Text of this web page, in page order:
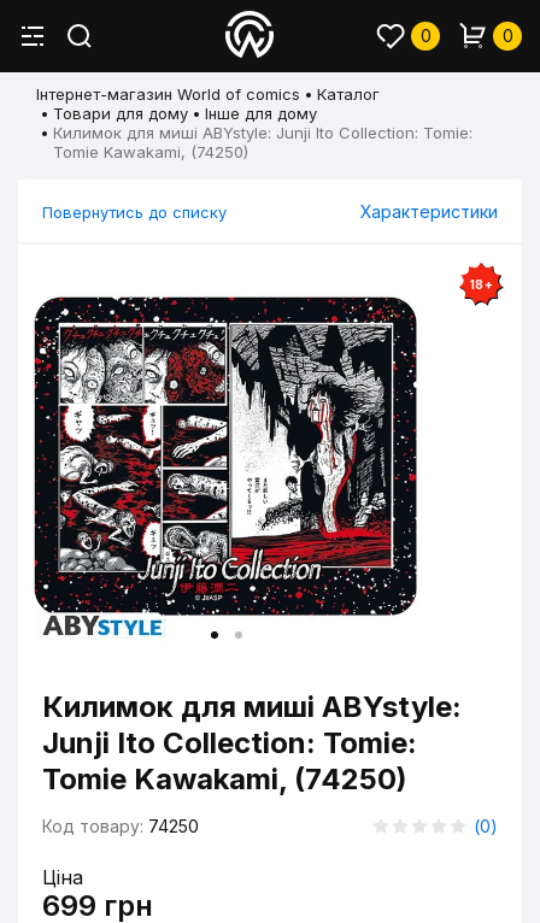
0 0
Інтернет-магазин World of comics
Каталог
Товари для дому
Інше для дому
Килимок для миші ABYstyle: Junji Ito Collection: Tomie:
Tomie Kawakami, (74250)
Повернутись до списку Характеристики
18+
Килимок для миші ABYstyle:
Junji Ito Collection: Tomie:
Tomie Kawakami, (74250)
Код товару: 74250 (0)
Ціна
699 грн